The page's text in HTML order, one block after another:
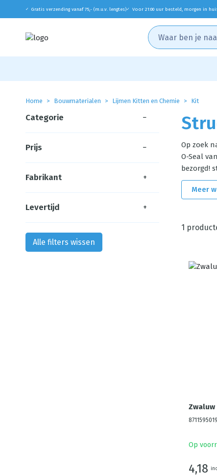
✓ Gratis verzending vanaf 75,- (m.u.v. lengtes)✓ Voor 21:00 uur besteld, morgen in
Home Bouwmaterialen Lijmen Kitten en Chemie Kit
Op zoek
O-Seal
bezorgd!
Meer
1
Zwaluw
Op
4,18
Categorie −
Prijs −
Fabrikant +
Levertijd +
Alle filters wissen